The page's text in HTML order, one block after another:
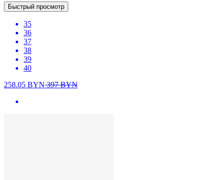
Быстрый просмотр
35
36
37
38
39
40
258.05 BYN397BYN